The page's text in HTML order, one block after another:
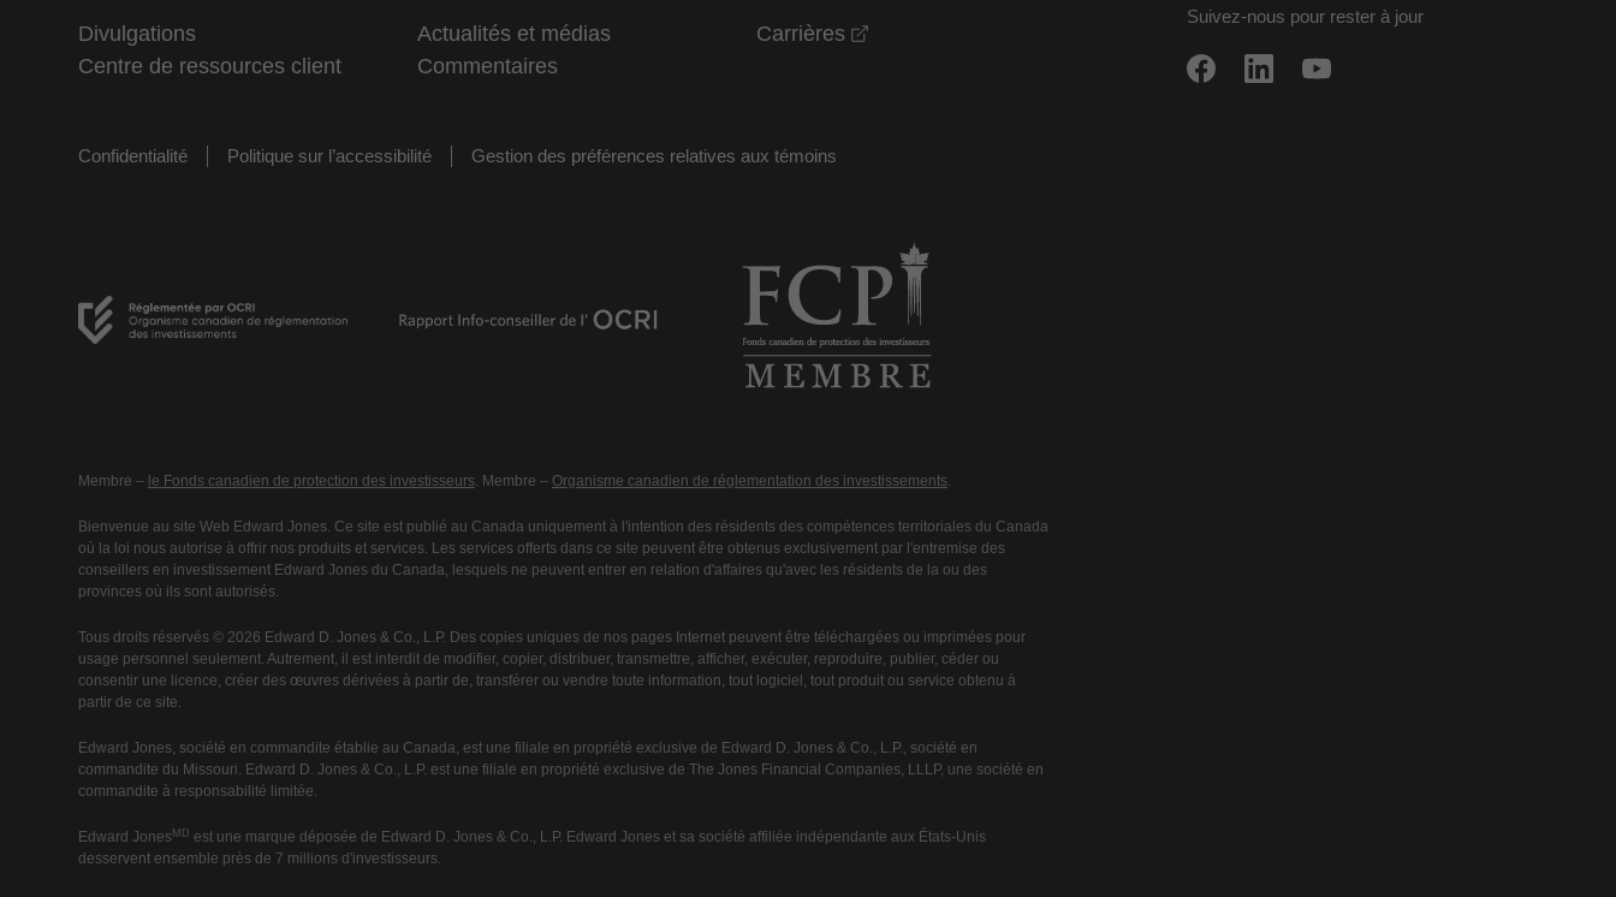
Divulgations Actualités et médias Carrières
Centre de ressources client
Commentaires
Suivez-nous pour rester à jour
Confidentialité Politique sur l’accessibilité Gestion des préférences relatives aux témoins
Membre – le Fonds canadien de protection des investisseurs. Membre – Organisme canadien de réglementation des investissements.
Bienvenue au site Web Edward Jones. Ce site est publié au Canada uniquement à l'intention des résidents des compétences territoriales du Canada
où la loi nous autorise à offrir nos produits et services. Les services offerts dans ce site peuvent être obtenus exclusivement par l'entremise des
conseillers en investissement Edward Jones du Canada, lesquels ne peuvent entrer en relation d'affaires qu'avec les résidents de la ou des
provinces où ils sont autorisés.
Tous droits réservés © 2026 Edward D. Jones & Co., L.P. Des copies uniques de nos pages Internet peuvent être téléchargées ou imprimées pour
usage personnel seulement. Autrement, il est interdit de modifier, copier, distribuer, transmettre, afficher, exécuter, reproduire, publier, céder ou
consentir une licence, créer des œuvres dérivées à partir de, transférer ou vendre toute information, tout logiciel, tout produit ou service obtenu à
partir de ce site.
Edward Jones, société en commandite établie au Canada, est une filiale en propriété exclusive de Edward D. Jones & Co., L.P., société en
commandite du Missouri. Edward D. Jones & Co., L.P. est une filiale en propriété exclusive de The Jones Financial Companies, LLLP, une société en
commandite à responsabilité limitée.
Edward JonesMD est une marque déposée de Edward D. Jones & Co., L.P. Edward Jones et sa société affiliée indépendante aux États-Unis
desservent ensemble près de 7 millions d'investisseurs.